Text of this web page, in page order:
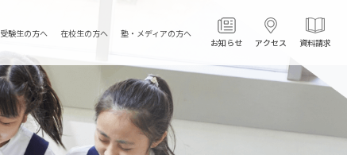
お知らせ アクセス 資料請求
受験生の方へ 在校生の方へ 塾・メディアの方へ